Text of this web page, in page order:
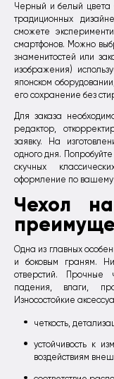
Черный и белый цвета
традиционных
сможете
смартфонов. Можно
знаменитостей или
изображения)
японском
его сохранение без
Для заказа
редактор,
заявку. На
одного дня.
скучных
оформление по
Чехол
Одна из главных
и боковым граням.
отверстий.
падения, влаги,
Износостойкие
четкость,
устойчивость к
воздействиям